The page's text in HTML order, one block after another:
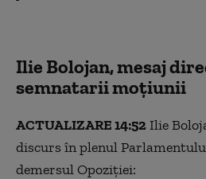
Ilie Bolojan, mesaj
semnatarii moțiunii
ACTUALIZARE 14:52Ilie
discurs în plenul
demersul Opoziției: